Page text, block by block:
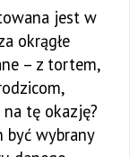
jest w
okrągłe
– z tortem,
tę okazję?
być wybrany